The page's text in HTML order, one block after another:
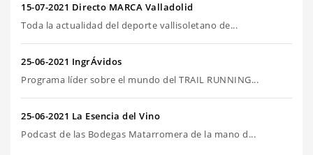
15-07-2021 Directo MARCA Valladolid
Toda la actualidad del deporte vallisoletano de...
25-06-2021 IngrÁvidos
Programa líder sobre el mundo del TRAIL RUNNING...
25-06-2021 La Esencia del Vino
Podcast de las Bodegas Matarromera de la mano d...